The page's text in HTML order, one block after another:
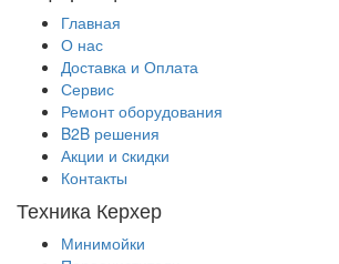
Главная
О нас
Доставка и Оплата
Сервис
Ремонт оборудования
B2B решения
Акции и cкидки
Контакты
Техника Керхер
Минимойки